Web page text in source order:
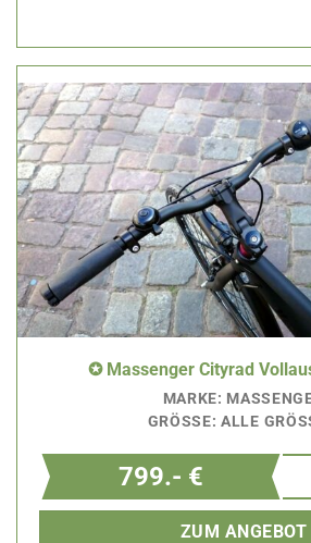
✪ Massenger Cityrad
MARKE:
GRÖSSE: ALLE
799.- €
ZUM ANGEBOT